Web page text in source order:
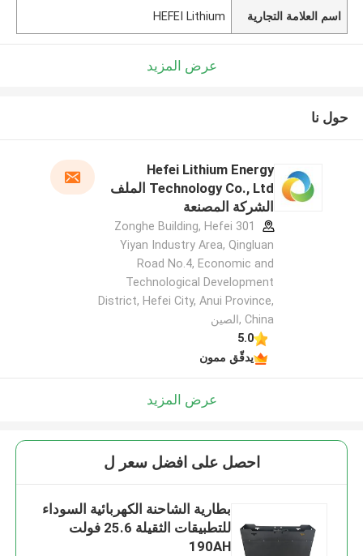
اسم العلامة التجارية HEFEI Lithium
عرض المزيد
حول نا
Hefei Lithium Energy
Technology Co., Ltd الملف
الشركة المصنعة
301 Zonghe Building, Hefei
Yiyan Industry Area, Qingluan
Road No.4, Economic and
Technological Development
District, Hefei City, Anui Province,
China ,الصين
5.0
يدقّق ممون
عرض المزيد
احصل على افضل سعر ل
بطارية الشاحنة الكهربائية السوداء
للتطبيقات الثقيلة 25.6 فولت
190AH